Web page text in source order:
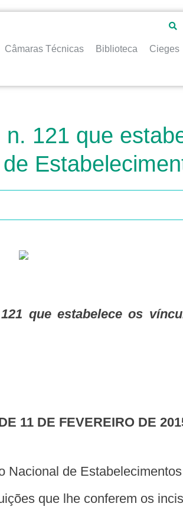
Câmaras Técnicas Biblioteca Cieges
121 que
11 DE FEVEREIRO DE
Nacional de